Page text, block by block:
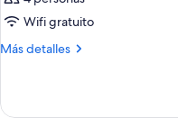
Wifi gratuito
Más detalles
Más